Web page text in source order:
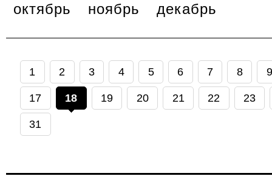
октябрь
ноябрь декабрь
1 2 3 4 5 6 7 8 9
17 18 19 20 21 22 23
31